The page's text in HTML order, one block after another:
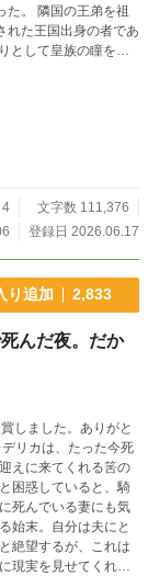
を祖
れた王国出身の者であ
として皇族の瞳を持
の伯爵令嬢ヘレナで
を望むも王国に帰る
いてるのでゆっくり
切り発車なので途中
4
文字数 111,376
登録日 2026.06.17
り追加 2,833
んだ夜。だか
しました。ありがと
リカは、たった今死
えに来てくれる筈の
困惑していると、騎
死んでいる妻にも気
始末。自分は夫にと
絶望するが、これは
現実を見せてくれて